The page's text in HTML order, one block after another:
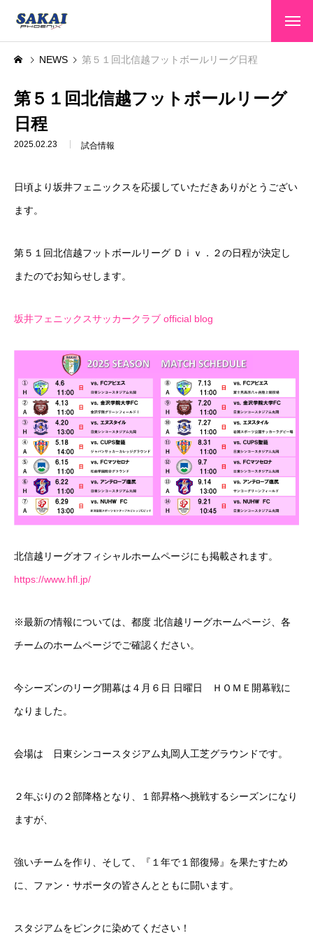
HOME トップページ
CLUB INFO クラブ情報
TEAMS
NEWS 第５１回北信越フットボールリーグ日程
第５１回北信越フットボールリーグ
日程
2025.02.23 試合情報
日頃より坂井フェニックスを応援していただきありがとうござい
ます。
第５１回北信越フットボールリーグ Ｄｉｖ．２の日程が決定し
またのでお知らせします。
坂井フェニックスサッカークラブ official blog
北信越リーグオフィシャルホームページにも掲載されます。
https://www.hfl.jp/
※最新の情報については、都度 北信越リーグホームページ、各
チームのホームページでご確認ください。
今シーズンのリーグ開幕は４月６日 日曜日 ＨＯＭＥ開幕戦に
なりました。
会場は 日東シンコースタジアム丸岡人工芝グラウンドです。
２年ぶりの２部降格となり、１部昇格へ挑戦するシーズンになり
ますが、
強いチームを作り、そして、『１年で１部復帰』を果たすため
に、ファン・サポータの皆さんとともに闘います。
スタジアムをピンクに染めてください！